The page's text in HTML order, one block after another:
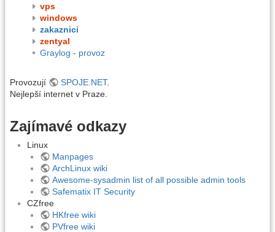
vps
windows
zakaznici
zentyal
Graylog - provoz
Provozují SPOJE.NET.
Nejlepší internet v Praze.
Zajímavé odkazy
Linux
Manpages
ArchLinux wiki
Awesome-sysadmin list of all possible admin tools
Safematix IT Security
CZfree
HKfree wiki
PVfree wiki